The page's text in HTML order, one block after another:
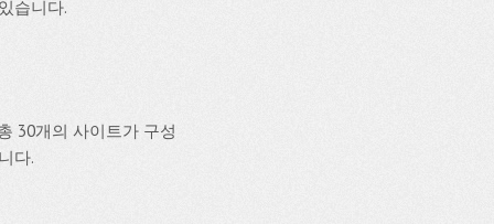
습니다.
30개의 사이트가 구성
다.